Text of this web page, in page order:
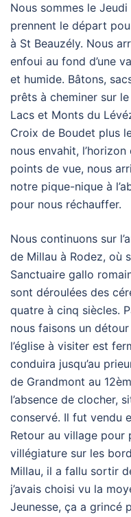
Nous sommes le
prennent le départ
à St Beauzély. Nous
enfoui au fond d’une
et humide. Bâtons,
prêts à cheminer sur
Lacs et Monts du
Croix de Boudet plus
nous envahit,
points de vue, nous
notre pique-nique à
pour nous réchauffer.
Nous continuons sur
de Millau à Rodez, où
Sanctuaire gallo
sont déroulées des
quatre à cinq siècles.
nous faisons un
l’église à visiter est
conduira jusqu’au
de Grandmont au
l’absence de clocher,
conservé. Il fut vendu
Retour au village pour
villégiature sur les
Millau, il a fallu sortir
j’avais choisi vu la
Jeunesse, ça a grincé